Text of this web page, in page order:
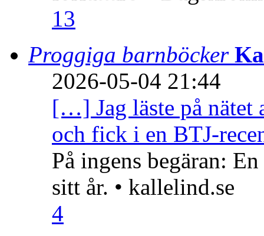
13
Proggiga barnböcker
2026-05-04 21:44
[…] Jag läste på nätet
och fick i en BTJ-
På ingens begäran:
sitt år. • kallelind.se
4